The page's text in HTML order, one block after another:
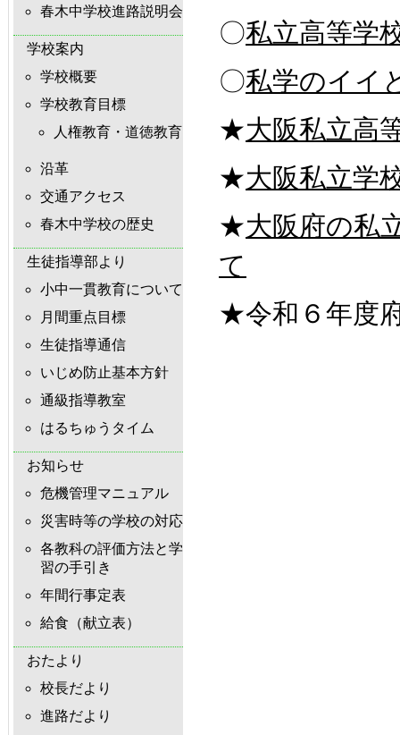
春木中学校進路説明会
学校案内
学校概要
学校教育目標
人権教育・道徳教育
沿革
交通アクセス
春木中学校の歴史
生徒指導部より
小中一貫教育について
月間重点目標
生徒指導通信
いじめ防止基本方針
通級指導教室
はるちゅうタイム
お知らせ
危機管理マニュアル
災害時等の学校の対応
各教科の評価方法と学
習の手引き
年間行事定表
給食（献立表）
おたより
校長だより
進路だより
〇私立高等学
〇私学のイイ
★大阪私立高
★大阪私立学
★大阪府の私
て
★令和６年度